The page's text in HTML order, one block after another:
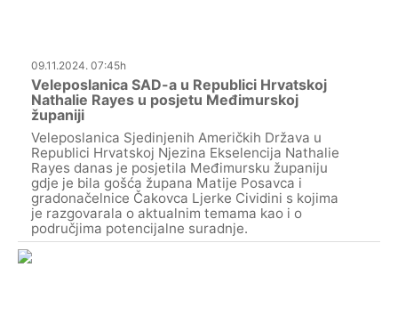
09.11.2024. 07:45h
Veleposlanica SAD-a u Republici Hrvatskoj
Nathalie Rayes u posjetu Međimurskoj
županiji
Veleposlanica Sjedinjenih Američkih Država u
Republici Hrvatskoj Njezina Ekselencija Nathalie
Rayes danas je posjetila Međimursku županiju
gdje je bila gošća župana Matije Posavca i
gradonačelnice Čakovca Ljerke Cividini s kojima
je razgovarala o aktualnim temama kao i o
područjima potencijalne suradnje.